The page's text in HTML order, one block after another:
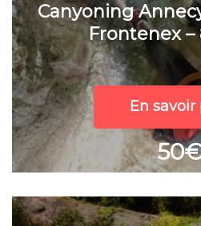
Canyoning
Frontenex –
En savoir
50€